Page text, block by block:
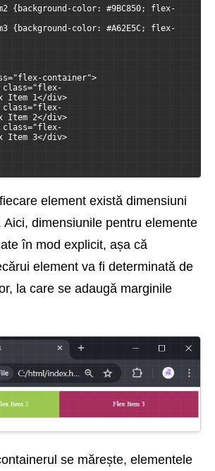
color: #9BC850; flex-
color: #A62E5C; flex-
container">
Item 1</div>
Item 2</div>
Item 3</div>
element există dimensiuni
Aici, dimensiunile pentru elemente
în mod explicit, așa că
element va fi determinată de
la care se adaugă marginile
se mărește, elementele